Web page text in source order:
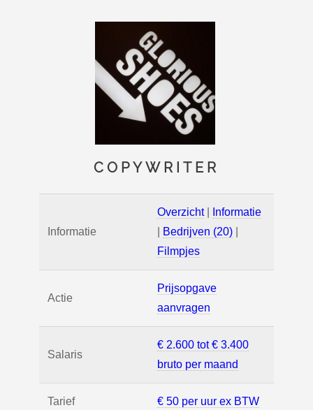
COPYWRITER
Informatie
Overzicht|
Informatie
Bedrijven (20)
Filmpjes
Actie
Prijsopgave
aanvragen
Salaris
€ 2.600 tot € 3.400
bruto per maand
Tarief € 50 per uur ex BTW